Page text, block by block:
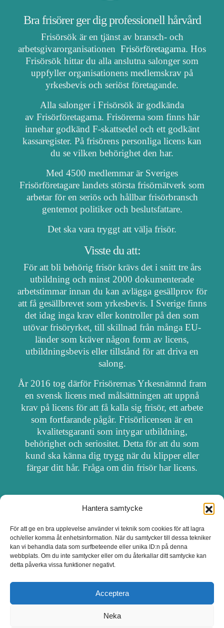
Hantera samtycke
För att ge en bra upplevelse använder vi teknik som cookies för att lagra
och/eller komma åt enhetsinformation. När du samtycker till dessa tekniker
kan vi behandla data som surfbeteende eller unika ID:n på denna
webbplats. Om du inte samtycker eller om du återkallar ditt samtycke kan
detta påverka vissa funktioner negativt.
Acceptera
Neka
Bra frisörer ger dig professionell hårvård
Frisörsök är en tjänst av bransch- och
arbetsgivarorganisationen Frisörföretagarna. Hos
Frisörsök hittar du alla anslutna salonger som
uppfyller organisationens medlemskrav på
yrkesbevis och seriöst företagande.
Alla salonger i Frisörsök är godkända
av Frisörföretagarna. Frisörerna som finns här
innehar godkänd F-skattsedel och ett godkänt
kassaregister. På frisörens personliga licens kan
du se vilken behörighet den har.
Med 4500 medlemmar är Sveriges
Frisörföretagare landets största frisörnätverk som
arbetar för en seriös och hållbar frisörbransch
gentemot politiker och beslutsfattare.
Det ska vara tryggt att välja frisör.
Visste du att:
För att bli behörig frisör krävs det i snitt tre års
utbildning och minst 2000 dokumenterade
arbetstimmar innan du kan avlägga gesällprov för
att få gesällbrevet som yrkesbevis. I Sverige finns
det idag inga krav eller kontroller på den som
utövar frisöryrket, till skillnad från många EU-
länder som kräver någon form av licens,
utbildningsbevis eller tillstånd för att driva en
salong.
År 2016 tog därför Frisörernas Yrkesnämnd fram
en svensk licens med målsättningen att uppnå
krav på licens för att få kalla sig frisör, ett arbete
som fortfarande pågår. Frisörlicensen är en
kvalitetsgaranti som intygar utbildning,
behörighet och seriositet. Detta för att du som
kund ska känna dig trygg när du klipper eller
färgar ditt hår. Fråga om din frisör har licens.
OM FRISÖRSÖK
UPPDATERA SALONG